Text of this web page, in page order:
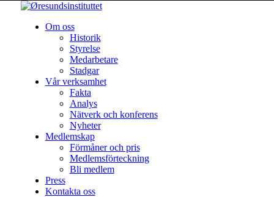
Om oss
Historik
Styrelse
Medarbetare
Stadgar
Vår verksamhet
Fakta
Analys
Nätverk och konferens
Nyheter
Medlemskap
Förmåner och pris
Medlemsförteckning
Bli medlem
Press
Kontakta oss